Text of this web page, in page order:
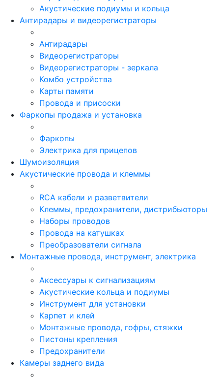
Акустические подиумы и кольца
Антирадары и видеорегистраторы
Антирадары
Видеорегистраторы
Видеорегистраторы - зеркала
Комбо устройства
Карты памяти
Провода и присоски
Фаркопы продажа и установка
Фаркопы
Электрика для прицепов
Шумоизоляция
Акустические провода и клеммы
RCA кабели и разветвители
Клеммы, предохранители, дистрибьюторы
Наборы проводов
Провода на катушках
Преобразователи сигнала
Монтажные провода, инструмент, электрика
Аксессуары к сигнализациям
Акустические кольца и подиумы
Инструмент для установки
Карпет и клей
Монтажные провода, гофры, стяжки
Пистоны крепления
Предохранители
Камеры заднего вида